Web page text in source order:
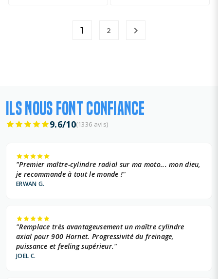
1 2 
ILS NOUS FONT CONFIANCE
9.6/10(1336 avis)
"Premier maître-cylindre radial sur ma moto... mon dieu,
je recommande à tout le monde !"
ERWAN G.
"Remplace très avantageusement un maître cylindre
axial pour 900 Hornet. Progressivité du freinage,
puissance et feeling supérieur."
JOËL C.